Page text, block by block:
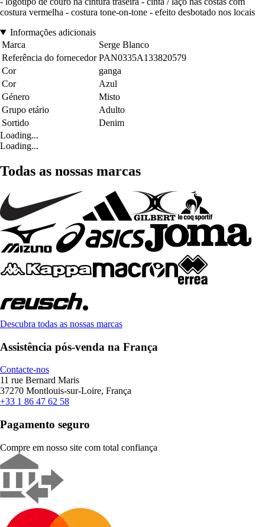
costura vermelha - costura tone-on-tone - efeito desbotado nos locais
Informações adicionais
Marca
Serge Blanco
Referência do fornecedor PAN0335A133820579
Cor
ganga
Cor
Azul
Género
Misto
Grupo etário
Adulto
Sortido
Denim
Loading...
Loading...
Todas as nossas marcas
Descubra todas as nossas marcas
Assistência pós-venda na França
Contacte-nos
11 rue Bernard Maris
37270 Montlouis-sur-Loire, França
+33 1 86 47 62 58
Pagamento seguro
Compre em nosso site com total confiança